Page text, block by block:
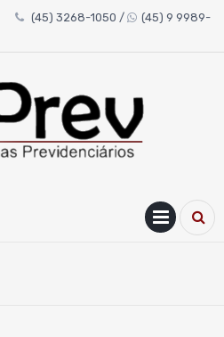
(45) 3268-1050 /
(45) 9 9989-